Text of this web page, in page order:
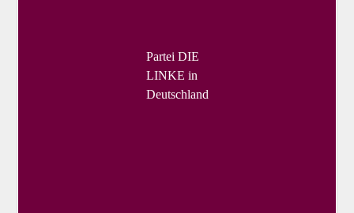
Partei DIE
LINKE in
Deutschland